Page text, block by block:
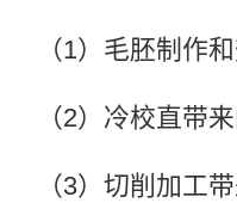
（1）毛胚制作
（2）冷校直带
（3）切削加工